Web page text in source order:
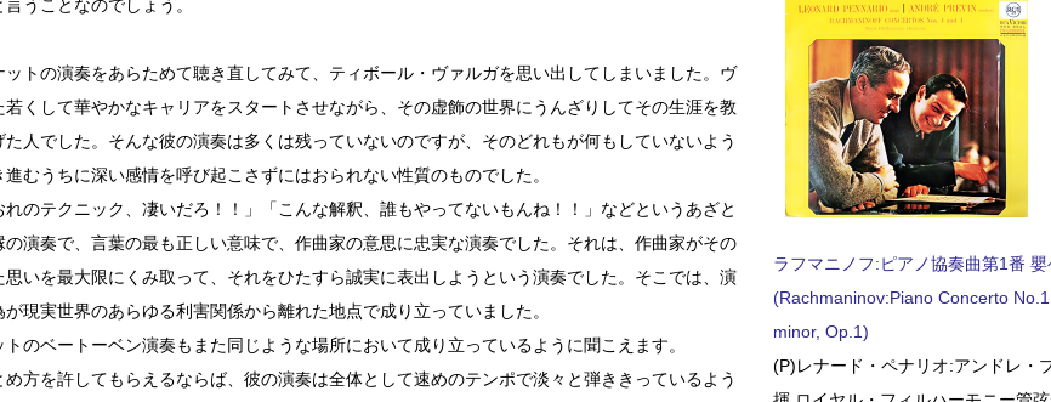
うことなのでしょう。
ットの演奏をあらためて聴き直してみて、ティボール・ヴァルガを思い出してしまいました。ヴ
若くして華やかなキャリアをスタートさせながら、その虚飾の世界にうんざりしてその生涯を教
た人でした。そんな彼の演奏は多くは残っていないのですが、そのどれもが何もしていないよう
進むうちに深い感情を呼び起こさずにはおられない性質のものでした。
れのテクニック、凄いだろ！！」「こんな解釈、誰もやってないもんね！！」などというあざと
の演奏で、言葉の最も正しい意味で、作曲家の意思に忠実な演奏でした。それは、作曲家がその
思いを最大限にくみ取って、それをひたすら誠実に表出しようという演奏でした。そこでは、演
現実世界のあらゆる利害関係から離れた地点で成り立っていました。
トのベートーベン演奏もまた同じような場所において成り立っているように聞こえます。
め方を許してもらえるならば、彼の演奏は全体として速めのテンポで淡々と弾ききっているよう
ラフマニノフ:ピアノ協奏曲第1番
(Rachmaninov:Piano Concerto
minor, Op.1)
(P)レナード・ペナリオ:アンドレ・